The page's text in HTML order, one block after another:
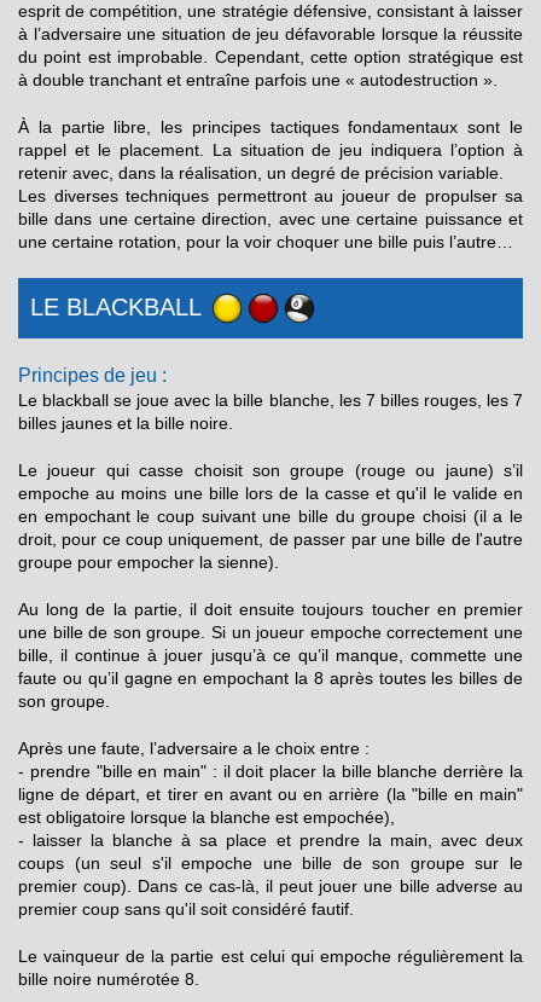
esprit de compétition, une stratégie défensive, consistant à laisser
à l’adversaire une situation de jeu défavorable lorsque la réussite
du point est improbable. Cependant, cette option stratégique est
à double tranchant et entraîne parfois une « autodestruction ».
À la partie libre, les principes tactiques fondamentaux sont le
rappel et le placement. La situation de jeu indiquera l’option à
retenir avec, dans la réalisation, un degré de précision variable.
Les diverses techniques permettront au joueur de propulser sa
bille dans une certaine direction, avec une certaine puissance et
une certaine rotation, pour la voir choquer une bille puis l’autre…
LE BLACKBALL
Principes de jeu :
Le blackball se joue avec la bille blanche, les 7 billes rouges, les 7
billes jaunes et la bille noire.
Le joueur qui casse choisit son groupe (rouge ou jaune) s’il
empoche au moins une bille lors de la casse et qu'il le valide en
en empochant le coup suivant une bille du groupe choisi (il a le
droit, pour ce coup uniquement, de passer par une bille de l'autre
groupe pour empocher la sienne).
Au long de la partie, il doit ensuite toujours toucher en premier
une bille de son groupe. Si un joueur empoche correctement une
bille, il continue à jouer jusqu’à ce qu’il manque, commette une
faute ou qu’il gagne en empochant la 8 après toutes les billes de
son groupe.
Après une faute, l’adversaire a le choix entre :
- prendre "bille en main" : il doit placer la bille blanche derrière la
ligne de départ, et tirer en avant ou en arrière (la "bille en main"
est obligatoire lorsque la blanche est empochée),
- laisser la blanche à sa place et prendre la main, avec deux
coups (un seul s'il empoche une bille de son groupe sur le
premier coup). Dans ce cas-là, il peut jouer une bille adverse au
premier coup sans qu'il soit considéré fautif.
Le vainqueur de la partie est celui qui empoche régulièrement la
bille noire numérotée 8.